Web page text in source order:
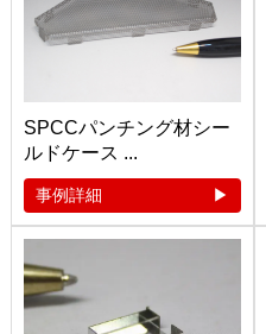
SPCCパンチング材シー
ルドケース ...
事例詳細